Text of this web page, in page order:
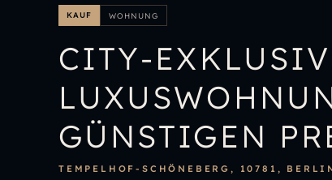
KAUF WOHNUNG
CITY-
GÜNSTIGEN
TEMPELHOF-SCHÖNEBERG, 10781,